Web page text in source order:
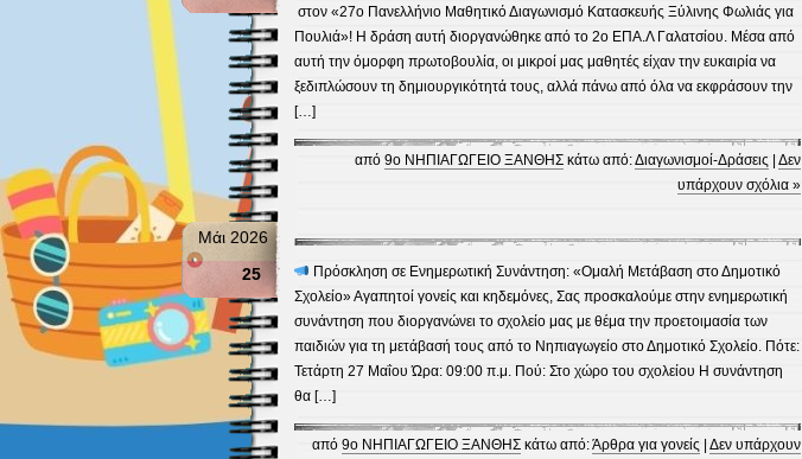
στον «27ο Πανελλήνιο Μαθητικό Διαγωνισμό Κατασκευής Ξύλινης Φωλιάς για
Πουλιά»! Η δράση αυτή διοργανώθηκε από το 2ο ΕΠΑ.Λ Γαλατσίου. Μέσα από
αυτή την όμορφη πρωτοβουλία, οι μικροί μας μαθητές είχαν την ευκαιρία να
ξεδιπλώσουν τη δημιουργικότητά τους, αλλά πάνω από όλα να εκφράσουν την
[…]
από 9ο ΝΗΠΙΑΓΩΓΕΙΟ ΞΑΝΘΗΣκάτω από:Διαγωνισμοί-Δράσεις | Δεν
υπάρχουν σχόλια »
Μάι 2026
25
Πρόσκληση σε Ενημερωτική Συνάντηση: «Ομαλή Μετάβαση στο Δημοτικό
Σχολείο» Αγαπητοί γονείς και κηδεμόνες, Σας προσκαλούμε στην ενημερωτική
συνάντηση που διοργανώνει το σχολείο μας με θέμα την προετοιμασία των
παιδιών για τη μετάβασή τους από το Νηπιαγωγείο στο Δημοτικό Σχολείο. Πότε:
Τετάρτη 27 Μαΐου Ώρα: 09:00 π.μ. Πού: Στο χώρο του σχολείου Η συνάντηση
θα […]
από 9ο ΝΗΠΙΑΓΩΓΕΙΟ ΞΑΝΘΗΣκάτω από:Άρθρα για γονείς | Δεν υπάρχουν